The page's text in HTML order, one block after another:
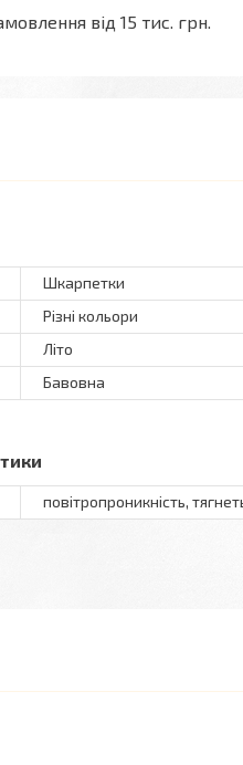
від 15 тис. грн.
Шкарпетки
Різні кольори
Літо
Бавовна
повітропроникність,